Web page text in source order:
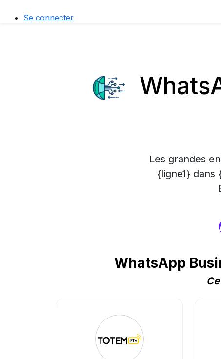
Se connecter
Les grandes
{ligne1}
WhatsApp